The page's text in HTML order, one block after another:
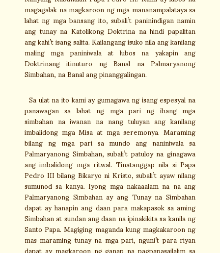
magagalak na magkaroon ng mga mananampalataya sa
lahat ng mga bansang ito, subali’t paninindigan namin
ang tunay na Katolikong Doktrina na hindi papalitan
ang kahi’t isang salita. Kailangang isuko nila ang kanilang
maling mga paniniwala at lubos na yakapin ang
Doktrinang itinuturo ng Banal na Palmaryanong
Simbahan, na Banal ang pinanggalingan.
Sa ulat na ito kami ay gumagawa ng isang espesyal na
panawagan sa lahat ng mga pari ng ibang mga
simbahan na iwanan na nang tuluyan ang kanilang
imbalidong mga Misa at mga seremonya. Maraming
bilang ng mga pari sa mundo ang naniniwala sa
Palmaryanong Simbahan, subali’t patuloy na ginagawa
ang imbalidong mga ritwal. Tinatanggap nila si Papa
Pedro III bilang Bikaryo ni Kristo, subali’t ayaw nilang
sumunod sa kanya. Iyong mga nakaaalam na na ang
Palmaryanong Simbahan ay ang Tunay na Simbahan
dapat ay hanapin ang daan para makapasok sa aming
Simbahan at sundan ang daan na ipinakikita sa kanila ng
Santo Papa. Magiging maganda kung magkakaroon ng
mas maraming tunay na mga pari, nguni’t para riyan